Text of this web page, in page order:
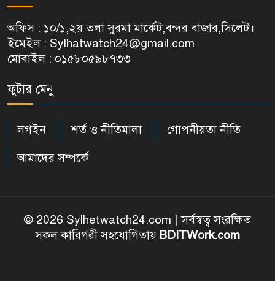
অফিস : ১০/১,২য় তলা সুরমা মার্কেট,বন্দর বাজার,সিলেট।
ইমেইল : Sylhatwatch24@gmail.com
মোবাইল : ০১৫৮০৫৯৮৭৩৩
ফুটার মেনু
লগইন শর্ত ও নীতিমালা
গোপনীয়তা নীতি
আমাদের সম্পর্কে
© 2026 Sylhetwatch24.com | সর্বস্বত্ব সংরক্ষিত
সকল কারিগরী সহযোগিতায় BDITWork.com